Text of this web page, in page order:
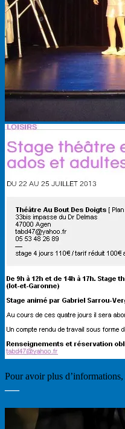
Pour avoir plus d’informations,
—